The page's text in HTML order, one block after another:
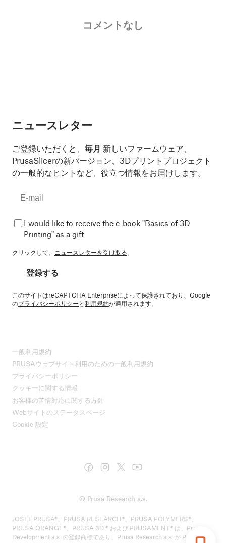
コメントなし
ニュースレター
ご登録いただくと、 毎月 新しいファームウェア、
PrusaSlicerの新バージョン、3Dプリントプロジェクト
の一般的なヒントなど、役立つ情報をお届けします。
I would like to receive the e-book "Basics of 3D
Printing" as a gift
クリックして、 ニュースレターを受け取る。
登録する
このサイトはreCAPTCHA Enterpriseによって保護されており、Google
のプライバシーポリシーと利用規約が適用されます。
一般利用規約
PRUSAウェブサイト利用のための一般利用規約
プライバシーポリシー
クッキーに関する情報
お客様の苦情対応に関する方針
Webサイトのステータスページ
Cookie 設定
© Prusa Research a.s.
JOSEF PRUSA®、PRUSA RESEARCH®、PRUSA POLYMERS®、
PRUSA ORANGE®、PRUSA 3D ® および PRUSAMENT® は、Prusa
Development a.s. の登録商標であり、Prusa Research a.s. が Prusa